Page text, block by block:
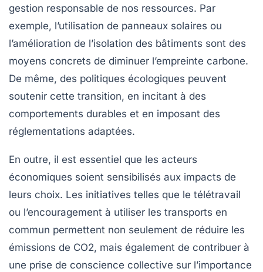
gestion responsable de nos ressources. Par
exemple, l’utilisation de panneaux solaires ou
l’amélioration de l’isolation des bâtiments sont des
moyens concrets de diminuer l’empreinte carbone.
De même, des politiques écologiques peuvent
soutenir cette transition, en incitant à des
comportements durables et en imposant des
réglementations adaptées.
En outre, il est essentiel que les acteurs
économiques soient sensibilisés aux impacts de
leurs choix. Les initiatives telles que le télétravail
ou l’encouragement à utiliser les transports en
commun permettent non seulement de réduire les
émissions de CO2, mais également de contribuer à
une prise de conscience collective sur l’importance